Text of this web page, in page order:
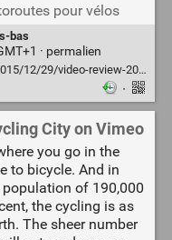
pour vélos
bas
· permalien
12/29/video-review-2015/
·
City on Vimeo
you go in the
to bicycle. And in
of 190,000
the cycling is as
The sheer number